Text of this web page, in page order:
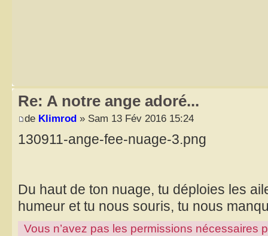
Re: A notre ange adoré...
de Klimrod » Sam 13 Fév 2016 15:24
130911-ange-fee-nuage-3.png
Du haut de ton nuage, tu déploies les
humeur et tu nous souris, tu nous
Vous n’avez pas les permissions nécessaires